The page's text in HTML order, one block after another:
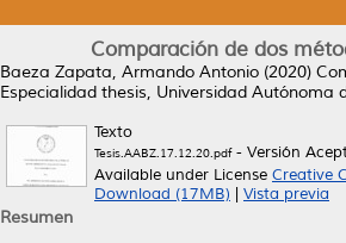
Comparación de dos
Baeza Zapata, Armando Antonio (2020)
Especialidad thesis, Universidad Autónoma
Texto
Tesis.AABZ.17.12.20.pdf- Versión
Available under License Creative
Download (17MB)
Vista previa
Resumen